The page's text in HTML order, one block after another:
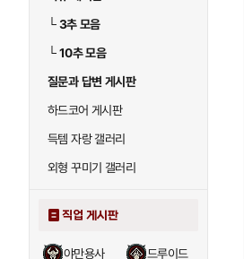
└3추 모음
└10추 모음
질문과 답변 게시판
하드코어 게시판
득템 자랑 갤러리
외형 꾸미기 갤러리
직업 게시판
야만용사 드루이드